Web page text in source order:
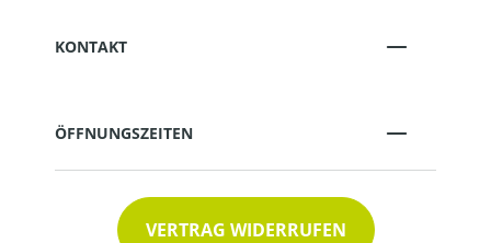
KONTAKT
ÖFFNUNGSZEITEN
VERTRAG WIDERRUFEN